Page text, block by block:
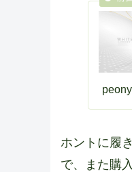
ホントに履
で、また購